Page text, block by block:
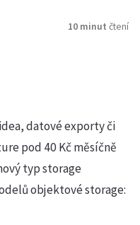
10 minut čtení
datové exporty či
pod 40 Kč měsíčně
typ storage
objektové storage: